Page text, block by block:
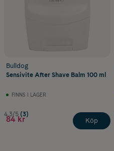
Bulldog
Sensivite After Shave Balm 100 ml
FINNS I LAGER
4.3/5 (3)
84 kr Köp